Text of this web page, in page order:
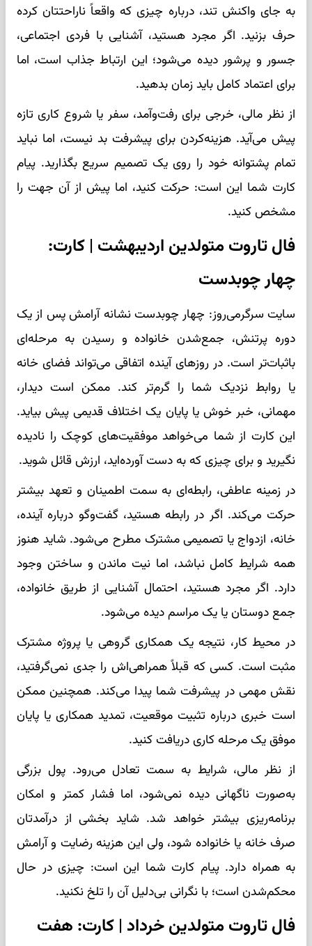
به جای واکنش تند، درباره چیزی که واقعاً ناراحتتان کرده
حرف بزنید. اگر مجرد هستید، آشنایی با فردی اجتماعی،
جسور و پرشور دیده می‌شود؛ این ارتباط جذاب است، اما
برای اعتماد کامل باید زمان بدهید.
از نظر مالی، خرجی برای رفت‌وآمد، سفر یا شروع کاری تازه
پیش می‌آید. هزینه‌کردن برای پیشرفت بد نیست، اما نباید
تمام پشتوانه خود را روی یک تصمیم سریع بگذارید. پیام
کارت شما این است: حرکت کنید، اما پیش از آن جهت را
مشخص کنید.
فال تاروت متولدین اردیبهشت | کارت:
چهار چوبدست
سایت سرگرمی‌روز: چهار چوبدست نشانه آرامش پس از یک
دوره پرتنش، جمع‌شدن خانواده و رسیدن به مرحله‌ای
باثبات‌تر است. در روزهای آینده اتفاقی می‌تواند فضای خانه
یا روابط نزدیک شما را گرم‌تر کند. ممکن است دیدار،
مهمانی، خبر خوش یا پایان یک اختلاف قدیمی پیش بیاید.
این کارت از شما می‌خواهد موفقیت‌های کوچک را نادیده
نگیرید و برای چیزی که به دست آورده‌اید، ارزش قائل شوید.
در زمینه عاطفی، رابطه‌ای به سمت اطمینان و تعهد بیشتر
حرکت می‌کند. اگر در رابطه هستید، گفت‌وگو درباره آینده،
خانه، ازدواج یا تصمیمی مشترک مطرح می‌شود. شاید هنوز
همه شرایط کامل نباشد، اما نیت ماندن و ساختن وجود
دارد. اگر مجرد هستید، احتمال آشنایی از طریق خانواده،
جمع دوستان یا یک مراسم دیده می‌شود.
در محیط کار، نتیجه یک همکاری گروهی یا پروژه مشترک
مثبت است. کسی که قبلاً همراهی‌اش را جدی نمی‌گرفتید،
نقش مهمی در پیشرفت شما پیدا می‌کند. همچنین ممکن
است خبری درباره تثبیت موقعیت، تمدید همکاری یا پایان
موفق یک مرحله کاری دریافت کنید.
از نظر مالی، شرایط به سمت تعادل می‌رود. پول بزرگی
به‌صورت ناگهانی دیده نمی‌شود، اما فشار کمتر و امکان
برنامه‌ریزی بیشتر خواهد شد. شاید بخشی از درآمدتان
صرف خانه یا خانواده شود، ولی این هزینه رضایت و آرامش
به همراه دارد. پیام کارت شما این است: چیزی در حال
محکم‌شدن است؛ با نگرانی بی‌دلیل آن را تلخ نکنید.
فال تاروت متولدین خرداد | کارت: هفت